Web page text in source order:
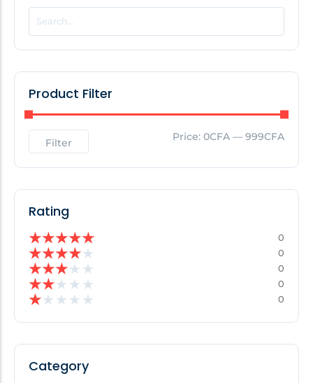
POPULAR THIS WEEK
No Posts Found!
No Posts Found!
Product Filter
Filter Price: 0CFA — 999CFA
Rating
★★★★★ 0
★★★★★ 0
★★★★ ★ 0
★★★ ★ ★ 0
★★ ★ ★ ★ 0
Category